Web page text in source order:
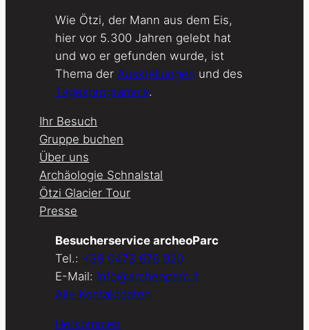
Wie Ötzi, der Mann aus dem Eis,
hier vor 5.300 Jahren gelebt hat
und wo er gefunden wurde, ist
Thema der Ausstellungen und des
Tagesprogramms.
Ihr Besuch
Gruppe buchen
Über uns
Archäologie Schnalstal
Ötzi Glacier Tour
Presse
Besucherservice archeoParc
Tel.: +39 0473 676 020
E-Mail: info@archeoparc.it
Alle Kontaktdaten
Herkommen